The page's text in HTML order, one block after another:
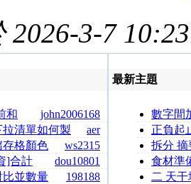
3-7 10:23
john2006168
和
aer
清單如何製
ws2315
存格顏色
dou10801
]合計
198188
比並數量
最新主題
數字間
數
正負起
拆分 摘
食材準
二 天